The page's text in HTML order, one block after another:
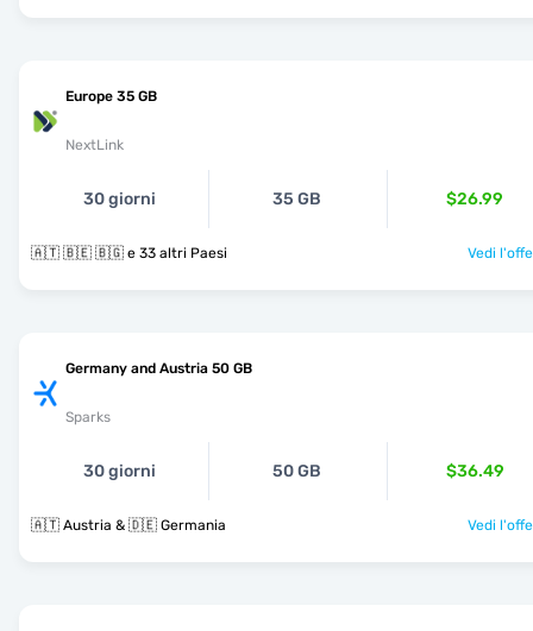
Europe 35 GB
NextLink
30 giorni 35 GB $26.99
🇦🇹 🇧🇪 🇧🇬 e 33 altri Paesi Vedi
Germany and Austria 50 GB
Sparks
30 giorni 50 GB $36.49
🇦🇹 Austria & 🇩🇪 Germania Vedi